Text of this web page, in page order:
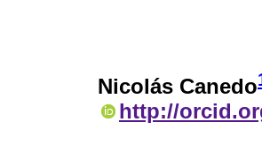
Nicolás Canedo
http://